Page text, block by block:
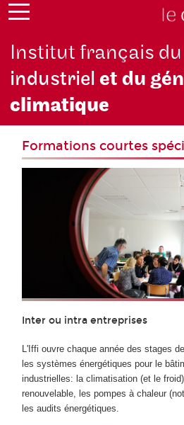
Institut français
industrielet du
climatique
Formations courtes
Inter ou intra entreprises
L'Iffi ouvre chaque année des stages
les systèmes énergétiques pour le
industrielles: la climatisation (et le
renouvelable, les pompes à chaleur
les audits énergétiques.